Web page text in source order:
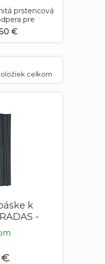
prstencová
pre
kruh
30 cm /
€
celkom
k
-
€